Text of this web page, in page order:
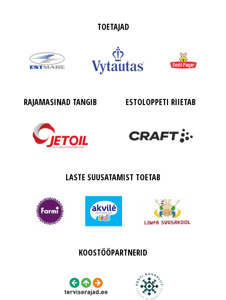
TOETAJAD
RAJAMASINAD TANGIB ESTOLOPPETI RIIETAB
LASTE SUUSATAMIST TOETAB
KOOSTÖÖPARTNERID